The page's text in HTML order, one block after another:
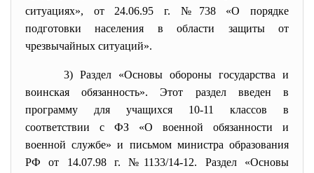
ситуациях», от 24.06.95 г. №738 «О порядке
подготовки населения в области защиты от
чрезвычайных ситуаций».
3) Раздел «Основы обороны государства и
воинская обязанность». Этот раздел введен в
программу для учащихся 10-11 классов в
соответствии с ФЗ «О военной обязанности и
военной службе» и письмом министра образования
РФ от 14.07.98 г. №1133/14-12. Раздел «Основы